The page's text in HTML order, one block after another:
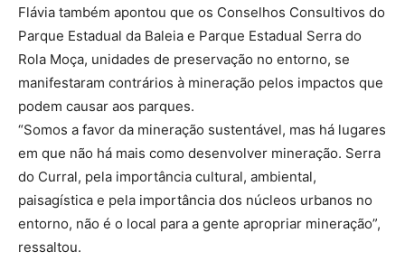
Flávia também apontou que os Conselhos Consultivos do
Parque Estadual da Baleia e Parque Estadual Serra do
Rola Moça, unidades de preservação no entorno, se
manifestaram contrários à mineração pelos impactos que
podem causar aos parques.
“Somos a favor da mineração sustentável, mas há lugares
em que não há mais como desenvolver mineração. Serra
do Curral, pela importância cultural, ambiental,
paisagística e pela importância dos núcleos urbanos no
entorno, não é o local para a gente apropriar mineração”,
ressaltou.